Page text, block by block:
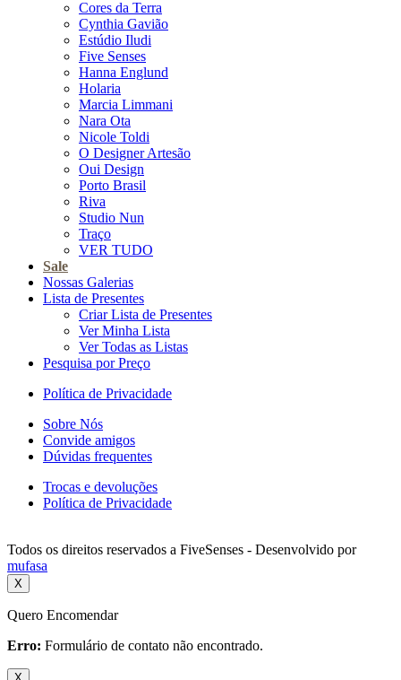
Cores da Terra
Cynthia Gavião
Estúdio Iludi
Five Senses
Hanna Englund
Holaria
Marcia Limmani
Nara Ota
Nicole Toldi
O Designer Artesão
Oui Design
Porto Brasil
Riva
Studio Nun
Traço
VER TUDO
Sale
Nossas Galerias
Lista de Presentes
Criar Lista de Presentes
Ver Minha Lista
Ver Todas as Listas
Pesquisa por Preço
Política de Privacidade
Sobre Nós
Convide amigos
Dúvidas frequentes
Trocas e devoluções
Política de Privacidade
Todos os direitos reservados a FiveSenses - Desenvolvido por
mufasa
X
Quero Encomendar
Erro: Formulário de contato não encontrado.